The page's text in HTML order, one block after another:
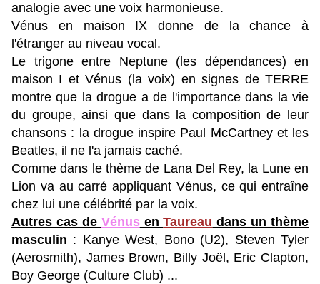
analogie avec une voix harmonieuse.
Vénus en maison IX donne de la chance à
l'étranger au niveau vocal.
Le trigone entre Neptune (les dépendances) en
maison I et Vénus (la voix) en signes de TERRE
montre que la drogue a de l'importance dans la vie
du groupe, ainsi que dans la composition de leur
chansons : la drogue inspire Paul McCartney et les
Beatles, il ne l'a jamais caché.
Comme dans le thème de Lana Del Rey, la Lune en
Lion va au carré appliquant Vénus, ce qui entraîne
chez lui une célébrité par la voix.
Autres cas de VénusenTaureau dans un thème
masculin : Kanye West, Bono (U2), Steven Tyler
(Aerosmith), James Brown, Billy Joël, Eric Clapton,
Boy George (Culture Club) ...